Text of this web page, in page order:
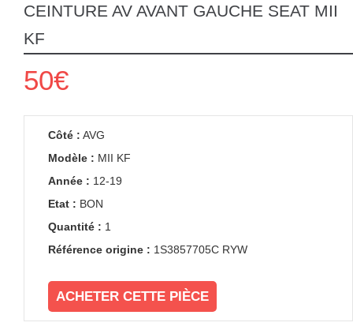
CEINTURE AV AVANT GAUCHE SEAT MII
KF
50€
Côté : AVG
Modèle : MII KF
Année : 12-19
Etat : BON
Quantité : 1
Référence origine : 1S3857705C RYW
ACHETER CETTE PIÈCE